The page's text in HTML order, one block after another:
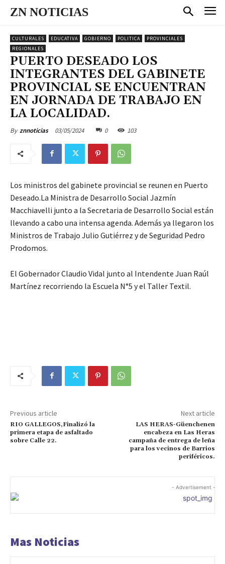
ZN NOTICIAS
CULTURALES EDUCATIVA GOBIERNO POLITICA
PROVINCIALES
REGIONALES
PUERTO DESEADO LOS
INTEGRANTES DEL GABINETE
PROVINCIAL SE ENCUENTRAN
EN JORNADA DE TRABAJO EN
LA LOCALIDAD.
By znnoticias 03/05/2024 0 103
Los ministros del gabinete provincial se reunen en Puerto
Deseado.La Ministra de Desarrollo Social Jazmín
Macchiavelli junto a la Secretaria de Desarrollo Social están
llevando a cabo una intensa agenda. Además ya llegaron los
Ministros de Trabajo Julio Gutiérrez y de Seguridad Pedro
Prodomos.
El Gobernador Claudio Vidal junto al Intendente Juan Raúl
Martínez recorriendo la Escuela N°5 y el Taller Textil.
Previous article
RIO GALLEGOS,Finalizó la
primera etapa de asfaltado
sobre Calle 22.
Next article
LAS HERAS-Güenchenen
encabeza en Las Heras
campaña de entrega de leña
para los vecinos de Barrios
periféricos.
- Advertisement -
Mas Noticias